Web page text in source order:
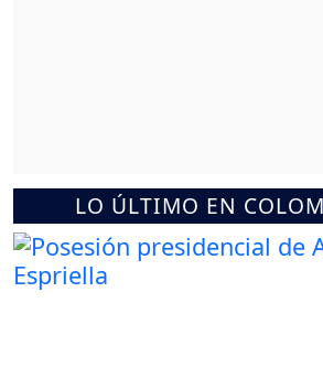
LO ÚLTIMO EN